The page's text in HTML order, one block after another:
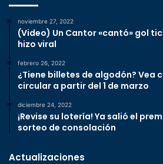
noviembre 27, 2022
(Video) Un Cantor «cantó» gol
hizo viral
febrero 26, 2022
¿Tiene billetes de algodón? Vea
circular a partir del 1 de marzo
diciembre 24, 2022
¡Revise su lotería! Ya salió el
sorteo de consolación
Actualizaciones